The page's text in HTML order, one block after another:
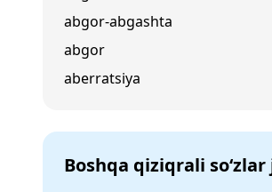
abgor-abgashta
abgor
aberratsiya
Boshqa qiziqrali